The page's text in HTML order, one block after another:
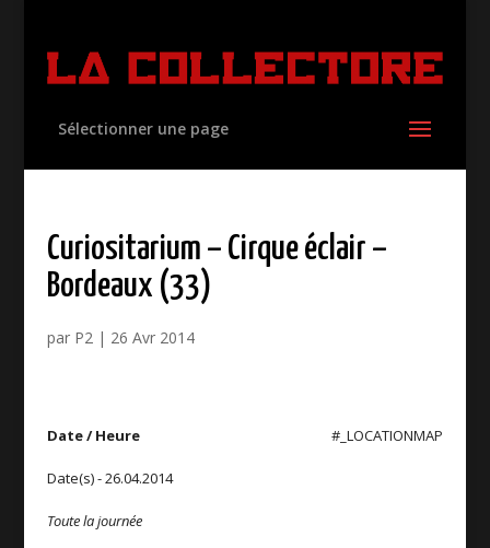
Sélectionner une page
Curiositarium – Cirque éclair –
Bordeaux (33)
par P2| 26 Avr 2014
#_LOCATIONMAP
Date / Heure
Date(s) - 26.04.2014
Toute la journée